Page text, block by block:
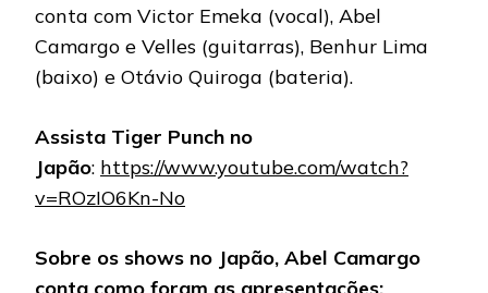
conta com Victor Emeka (vocal), Abel
Camargo e Velles (guitarras), Benhur Lima
(baixo) e Otávio Quiroga (bateria).
Assista Tiger Punch no
Japão: https://www.youtube.com/watch?
v=ROzIO6Kn-No
Sobre os shows no Japão, Abel Camargo